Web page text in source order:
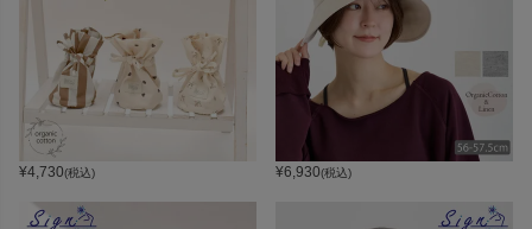
¥4,730(税込) ¥6,930(税込)